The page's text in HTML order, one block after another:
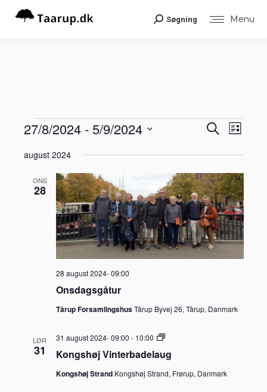
Menu
Search:
Søgning
Begivenheder
og
Søg
efter
Liste
27/8/2024 - 5/9/2024
august 2024
ONS
28
Onsdagsgåtur
28 august 2024- 09:00
Tårup ForsamlingshusTårup Byvej 26, Tårup, Danmark
LØR
31 Kongshøj Vinterbadelaug
31 august 2024- 09:00 - 10:00
Kongshøj
Kongshøj Strand Kongshøj Strand, Frørup, Danmark